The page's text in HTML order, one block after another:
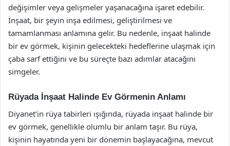
değişimler veya gelişmeler yaşanacağına işaret edebilir.
İnşaat, bir şeyin inşa edilmesi, geliştirilmesi ve
tamamlanması anlamına gelir. Bu nedenle, inşaat halinde
bir ev görmek, kişinin gelecekteki hedeflerine ulaşmak için
çaba sarf ettiğini ve bu süreçte bazı adımlar atacağını
simgeler.
Rüyada İnşaat Halinde Ev Görmenin Anlamı
Diyanet’in rüya tabirleri ışığında, rüyada inşaat halinde bir
ev görmek, genellikle olumlu bir anlam taşır. Bu rüya,
kişinin hayatında yeni bir dönemin başlayacağına, mevcut